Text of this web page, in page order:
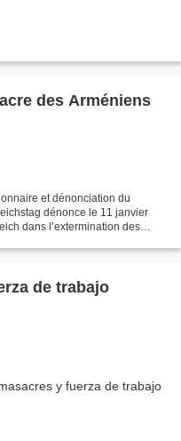
des Arméniens
et dénonciation du
dénonce le 11 janvier
dans l’extermination des
de trabajo